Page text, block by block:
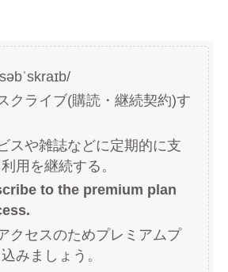
クライブ(購読・継続契約)す
スや雑誌などに定期的に支
用を継続する。
to the premium plan
クセスのためプレミアムプ
みましょう。